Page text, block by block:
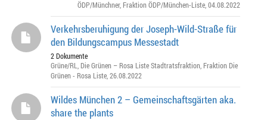
ÖDP/Münchner, Fraktion ÖDP/München-Liste , 04.08.2022
Verkehrsberuhigung der Joseph-Wild-Straße für
den Bildungscampus Messestadt
2 Dokumente
Grüne/RL
Die Grünen – Rosa Liste Stadtratsfraktion Fraktion Die
Grünen - Rosa Liste , 26.08.2022
Wildes München 2 – Gemeinschaftsgärten aka.
share the plants